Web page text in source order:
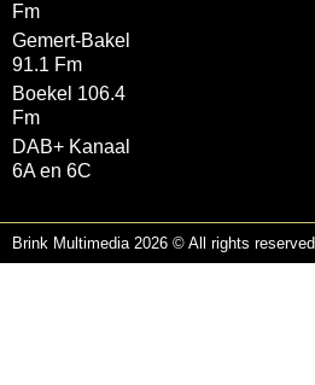
Fm
Gemert-Bakel
91.1 Fm
Boekel 106.4
Fm
DAB+ Kanaal
6A en 6C
Brink Multimedia 2026 © All rights reserved